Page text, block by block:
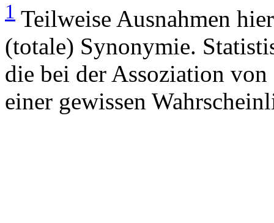
1 Teilweise Ausnahmen
(totale) Synonymie.
die bei der Assoziation
einer gewissen